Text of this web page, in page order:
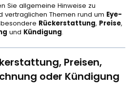
Sie allgemeine Hinweise zu
vertraglichen Themen rund um Eye-
Rückerstattung, Preise,
und Kündigung.
Preisen,
oder Kündigung